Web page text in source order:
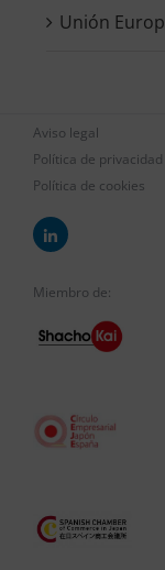
Unión
Aviso legal
Política de privacidad
Política de cookies
Miembro de: